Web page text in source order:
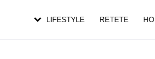
LIFESTYLE RETETEpe măsură